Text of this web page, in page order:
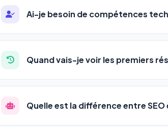
Ai-je besoin de compétences
Absolument pas. Notre logiciel a été conçu
auto-entrepreneurs, PME ou agences. Pas
l'adresse de votre site, décrivez votre
Quand vais-je voir les premiers
La plupart de nos utilisateurs observent une
progression
Quelle est la différence entre SEO